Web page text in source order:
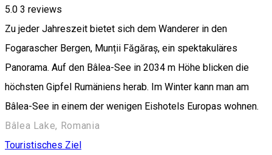
5.0 3 reviews
Zu jeder Jahreszeit bietet sich dem Wanderer in den
Fogarascher Bergen, Munții Făgăraș, ein spektakuläres
Panorama. Auf den Bâlea-See in 2034 m Höhe blicken die
höchsten Gipfel Rumäniens herab. Im Winter kann man am
Bâlea-See in einem der wenigen Eishotels Europas wohnen.
Bâlea Lake, Romania
Touristisches Ziel